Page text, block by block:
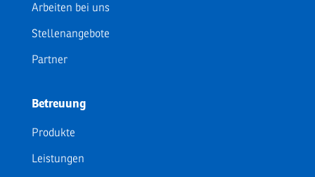
Arbeiten bei uns
Stellenangebote
Partner
Betreuung
Produkte
Leistungen